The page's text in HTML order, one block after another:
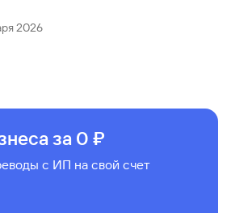
2026
за 0 ₽
с ИП на свой счет